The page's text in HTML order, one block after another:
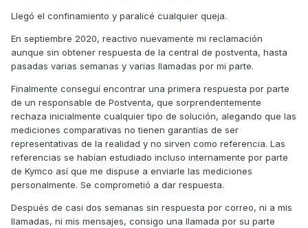
Llegó el confinamiento y paralicé cualquier queja.
En septiembre 2020, reactivo nuevamente mi reclamación
aunque sin obtener respuesta de la central de postventa, hasta
pasadas varias semanas y varias llamadas por mi parte.
Finalmente conseguí encontrar una primera respuesta por parte
de un responsable de Postventa, que sorprendentemente
rechaza inicialmente cualquier tipo de solución, alegando que las
mediciones comparativas no tienen garantías de ser
representativas de la realidad y no sirven como referencia. Las
referencias se habían estudiado incluso internamente por parte
de Kymco así que me dispuse a enviarle las mediciones
personalmente. Se comprometió a dar respuesta.
Después de casi dos semanas sin respuesta por correo, ni a mis
llamadas, ni mis mensajes, consigo una llamada por su parte